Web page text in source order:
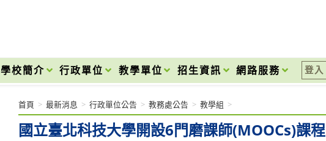
學校簡介 行政單位 教學單位 招生資訊 網路服務 登入
國立臺北科技大學開設6門磨課師(MOOCs)課程
首頁 > 最新消息 > 行政單位公告 > 教務處公告 > 教學組 >